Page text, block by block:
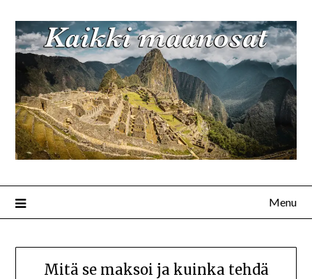
Menu
Mitä se maksoi ja kuinka tehdä